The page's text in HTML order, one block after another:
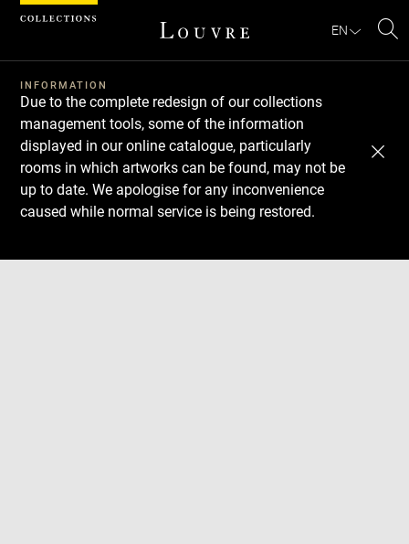
EN
INFORMATION
Due to the complete redesign of our collections
management tools, some of the information
displayed in our online catalogue, particularly
rooms in which artworks can be found, may not be
up to date. We apologise for any inconvenience
caused while normal service is being restored.
Download
Next
Previous
Cookies management panel